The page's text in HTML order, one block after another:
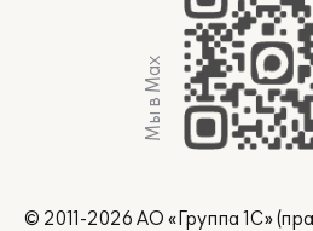
Мы в Max
© 2011-2026 АО «Группа 1С»